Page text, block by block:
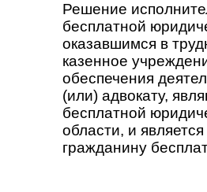
Решение
бесплатной
оказавшимся в
казенное
обеспечения
(или) адвокату,
бесплатной
области, и
гражданину